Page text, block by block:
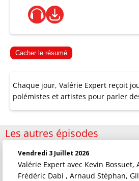
Cacher le résumé
Chaque jour, Valérie Expert reçoit
polémistes et artistes pour parler
Les autres épisodes
Vendredi 3 Juillet 2026
Valérie Expert avec Kevin Bossuet,
Frédéric Dabi , Arnaud Stéphan,